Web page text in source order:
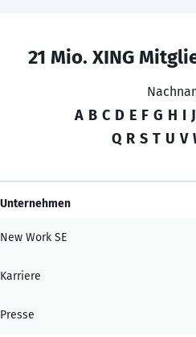
21 Mio. XING
A B C D E F G H I J
Q R S T U V
Unternehmen
New Work SE
Karriere
Presse